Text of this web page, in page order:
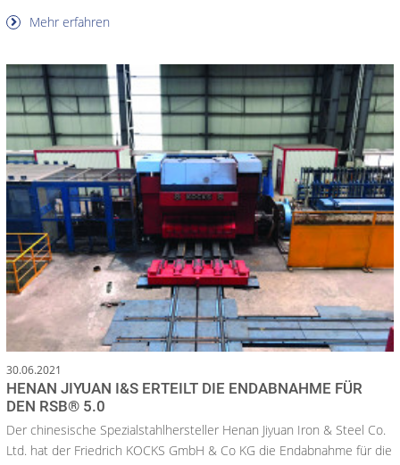
Mehr erfahren
30.06.2021
HENAN JIYUAN I&S ERTEILT DIE ENDABNAHME FÜR
DEN RSB® 5.0
Der chinesische Spezialstahlhersteller Henan Jiyuan Iron & Steel Co.
Ltd. hat der Friedrich KOCKS GmbH & Co KG die Endabnahme für die